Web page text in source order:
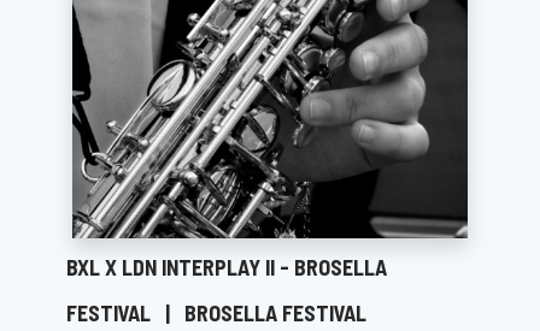
BXL X LDN INTERPLAY II - BROSELLA
FESTIVAL | BROSELLA FESTIVAL